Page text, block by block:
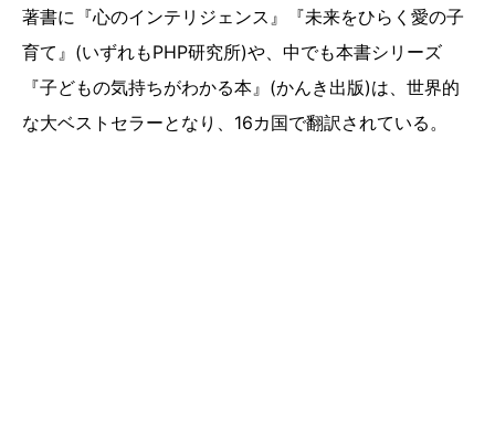
著書に『心のインテリジェンス』『未来をひらく愛の子
育て』(いずれもPHP研究所)や、中でも本書シリーズ
『子どもの気持ちがわかる本』(かんき出版)は、世界的
な大ベストセラーとなり、16カ国で翻訳されている。